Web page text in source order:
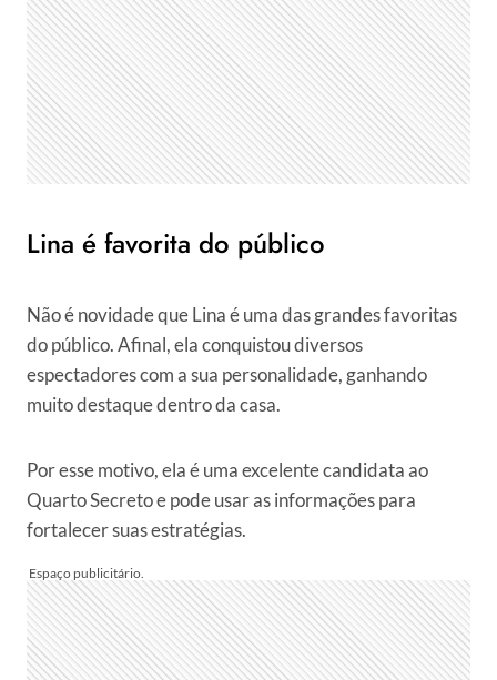
Lina é favorita do público
Não é novidade que Lina é uma das grandes favoritas
do público. Afinal, ela conquistou diversos
espectadores com a sua personalidade, ganhando
muito destaque dentro da casa.
Por esse motivo, ela é uma excelente candidata ao
Quarto Secreto e pode usar as informações para
fortalecer suas estratégias.